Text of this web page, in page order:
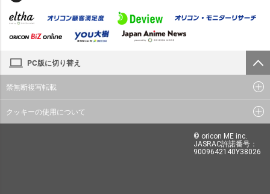
PC版に切り替え
禁無断複写転載
クッキーの使用について
© oricon ME inc.
JASRAC許諾番号：
9009642140Y38026